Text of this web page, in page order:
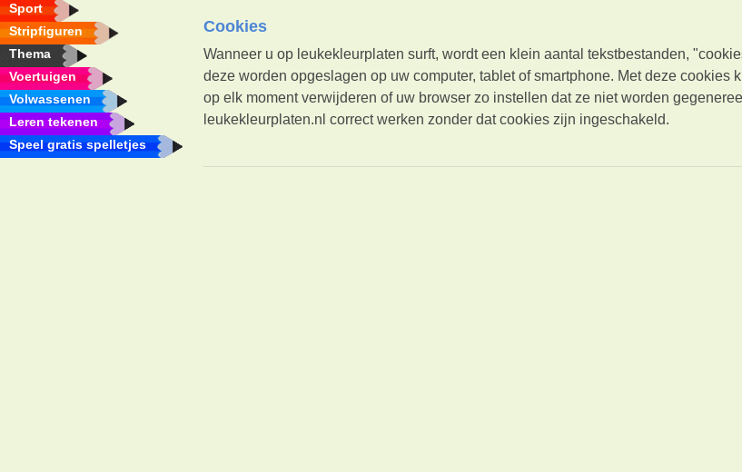
Sport
Stripfiguren
Thema
Voertuigen
Volwassenen
Leren tekenen
Speel gratis spelletjes
Cookies
Wanneer u op leukekleurplaten surft, wordt een klein aantal tekstbestanden,
deze worden opgeslagen op uw computer, tablet of smartphone. Met deze
op elk moment verwijderen of uw browser zo instellen dat ze niet worden
leukekleurplaten.nl correct werken zonder dat cookies zijn ingeschakeld.